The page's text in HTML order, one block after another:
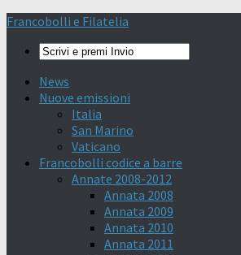
Francobolli e Filatelia
News
Nuove emissioni
Italia
San Marino
Vaticano
Francobolli codice a barre
Annate 2008-2012
Annata 2008
Annata 2009
Annata 2010
Annata 2011